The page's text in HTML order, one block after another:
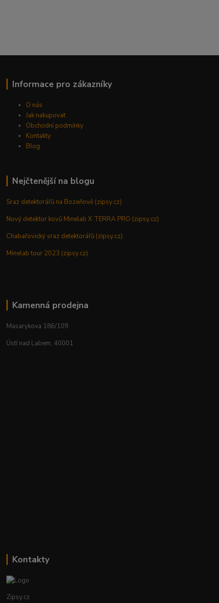
Informace pro zákazníky
O nás
Jak nakupovat
Obchodní podmínky
Kontakty
Blog
Nejčtenější na blogu
Sraz detektorářů na Bozeňově (zipsy.cz)
Nový detektor kovů Minelab X TERRA PRO (zipsy.cz)
Chabařovický sraz detektorářů (zipsy.cz)
Minelab tour 2023 (zipsy.cz)
Kamenná prodejna
Masarykova 186/109
Ústí nad Labem, 40001
Kontakty
Zipsy.cz